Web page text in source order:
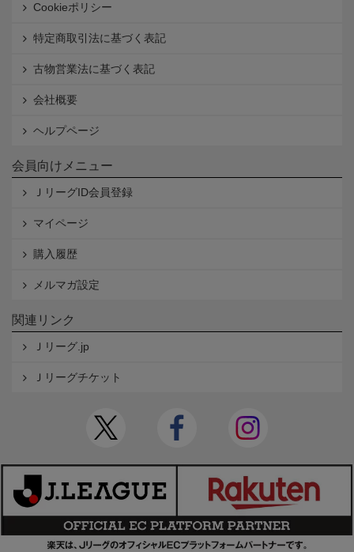
Cookieポリシー
特定商取引法に基づく表記
古物営業法に基づく表記
会社概要
ヘルプページ
会員向けメニュー
ＪリーグID会員登録
マイページ
購入履歴
メルマガ設定
関連リンク
Ｊリーグ.jp
Ｊリーグチケット